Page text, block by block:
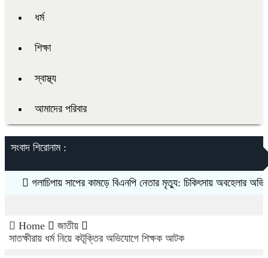
ধর্ম
শিক্ষা
স্বাস্থ্য
আমাদের পরিবার
সংবাদ শিরোনাম :
গলাচিপায় সাপের কামড়ে বিএনপি নেতার মৃত্যু: চিকিৎসায় অবহেলার অভিযোগ
Home
জাতীয়
সাতক্ষীরায় ধর্ম নিয়ে কটূক্তির অভিযোগে শিক্ষক আটক